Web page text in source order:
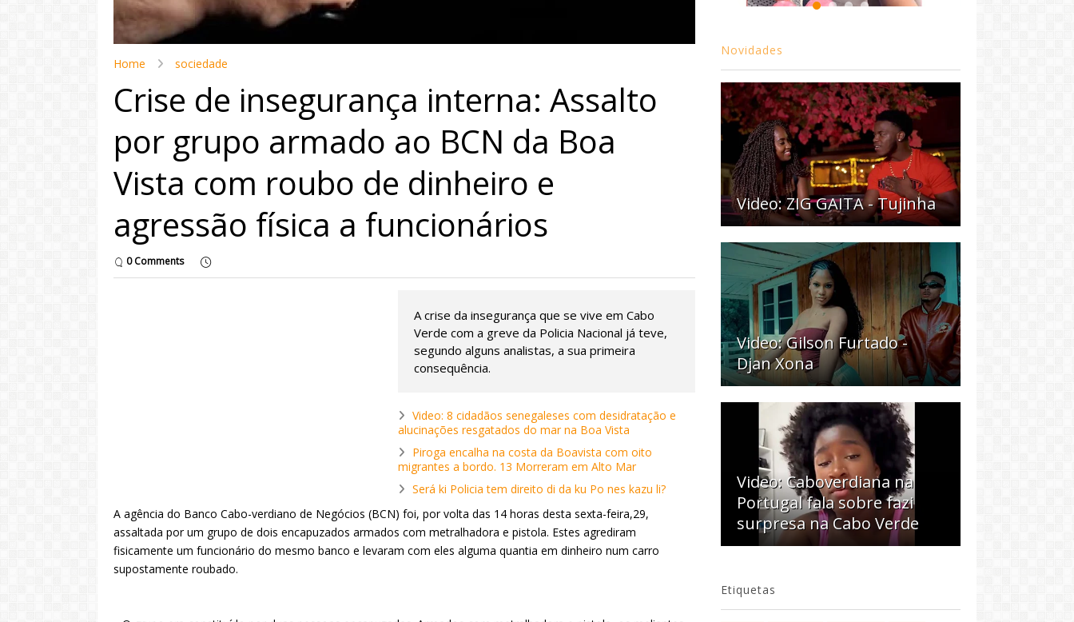
Home sociedade
Crise de insegurança interna: Assalto
por grupo armado ao BCN da Boa
Vista com roubo de dinheiro e
agressão física a funcionários
0 Comments
A crise da insegurança que se vive em Cabo
Verde com a greve da Policia Nacional já teve,
segundo alguns analistas, a sua primeira
consequência.
Video: 8 cidadãos senegaleses com desidratação e
alucinações resgatados do mar na Boa Vista
Piroga encalha na costa da Boavista com oito
migrantes a bordo. 13 Morreram em Alto Mar
Será ki Policia tem direito di da ku Po nes kazu li?
A agência do Banco Cabo-verdiano de Negócios (BCN) foi, por volta das 14 horas desta sexta-feira,29,
assaltada por um grupo de dois encapuzados armados com metralhadora e pistola. Estes agrediram
fisicamente um funcionário do mesmo banco e levaram com eles alguma quantia em dinheiro num carro
supostamente roubado.
Novidades
Video: ZIG GAITA - Tujinha
Video: Gilson Furtado -
Djan Xona
Video: Caboverdiana na
Portugal fala sobre fazi
surpresa na Cabo Verde
Etiquetas